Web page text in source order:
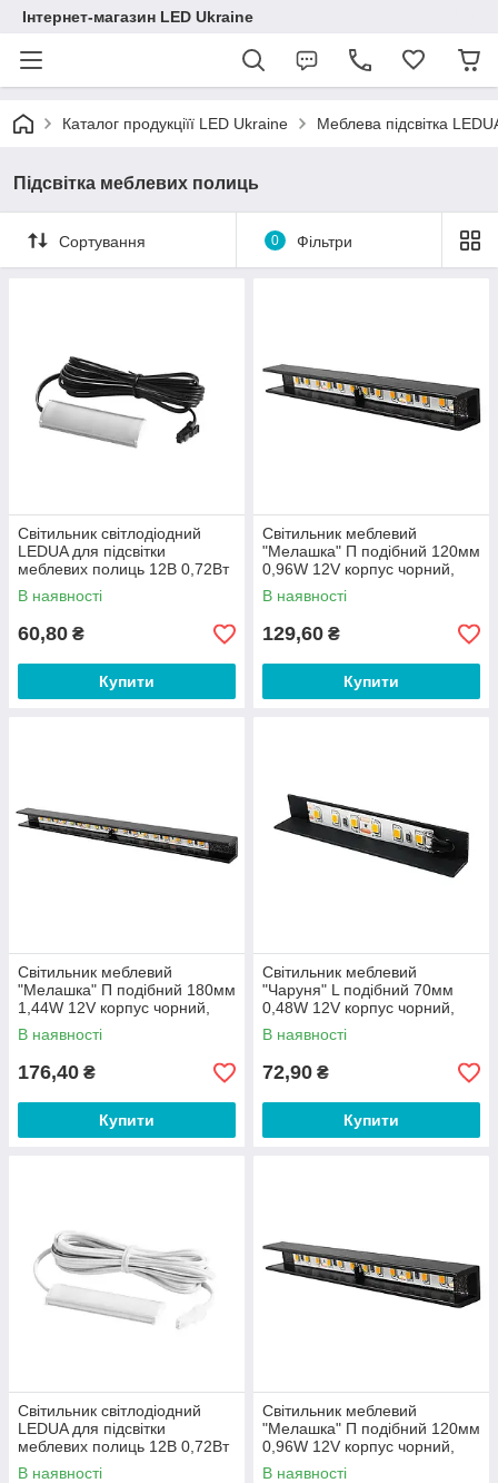
Інтернет-магазин LED Ukraine
Каталог продукціїї LED Ukraine Меблева підсвітка
Підсвітка меблевих полиць
Сортування 0 Фільтри
Світильник світлодіодний
LEDUA для підсвітки
меблевих полиць 12В 0,72Вт
IP20 6000К (35503226)
В наявності
60,80 ₴
Купити
Світильник меблевий
"Мелашка" П подібний 120мм
0,96W 12V корпус чорний,
біле світло LEDUA
В наявності
129,60 ₴
Купити
Світильник меблевий
"Мелашка" П подібний 180мм
1,44W 12V корпус чорний,
золоте світло LEDUA
В наявності
176,40 ₴
Купити
Світильник меблевий
"Чаруня" L подібний 70мм
0,48W 12V корпус чорний,
біле світло LEDUA
В наявності
72,90 ₴
Купити
Світильник світлодіодний
LEDUA для підсвітки
меблевих полиць 12В 0,72Вт
IP20 6000К (35503227)
В наявності
Світильник меблевий
"Мелашка" П подібний 120мм
0,96W 12V корпус чорний,
золоте світло LEDUA
В наявності